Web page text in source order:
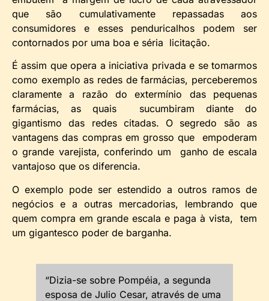
que são cumulativamente repassadas aos
consumidores e esses penduricalhos podem ser
contornados por uma boa e séria licitação.
É assim que opera a iniciativa privada e se tomarmos
como exemplo as redes de farmácias, perceberemos
claramente a razão do extermínio das pequenas
farmácias, as quais sucumbiram diante do
gigantismo das redes citadas. O segredo são as
vantagens das compras em grosso que empoderam
o grande varejista, conferindo um ganho de escala
vantajoso que os diferencia.
O exemplo pode ser estendido a outros ramos de
negócios e a outras mercadorias, lembrando que
quem compra em grande escala e paga à vista, tem
um gigantesco poder de barganha.
“Dizia-se sobre Pompéia, a segunda
esposa de Julio Cesar, através de uma